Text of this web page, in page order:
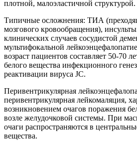
плотной, малоэластичной структурой.
Типичные осложнения: ТИА
мозгового кровообращения),
клинических случаев сосудистой
мультифокальной
возраст пациентов составляет 50-70
белого вещества инфекционного
реактивации вируса JC.
Перивентрикулярная
перивентрикулярная лейкомаляция,
возникновением очагов поражения
возле желудочковой системы. При
очаги распространяются в
вещества.